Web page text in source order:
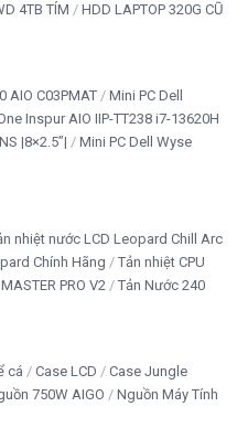
4TB TÍM
HDD LAPTOP 320G CŨ
AIO C03PMAT
Mini PC Dell
Inspur AIO IIP-TT238 i7-13620H
|8×2.5”|
Mini PC Dell Wyse
nhiệt nước LCD Leopard Chill Arc
Chính Hãng
Tản nhiệt CPU
PRO V2
Tản Nước 240
cá Case LCD
Case Jungle
750W AIGO
Nguồn Máy Tính